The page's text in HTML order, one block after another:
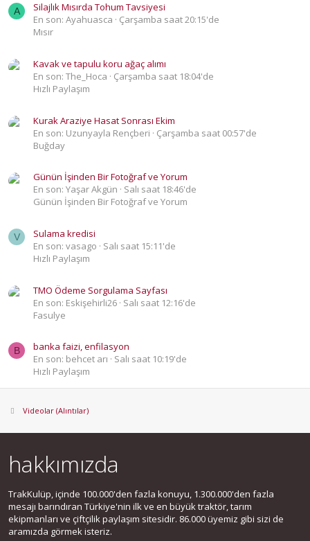
A
Silajlık Mısırda Tohum Tavsiyesi
En son: Ayahuasca
Çarşamba saat 20:15'de
Mısır
Kavak ve tapulu koru ağaç alımı
En son: The_Hoca
Çarşamba saat 18:04'de
Hızlı Paylaşım
Kurak Araziye Hasat Sonrası Ekim
En son: Uzunyayla Rençberi
Çarşamba saat 00:57'de
Buğday
Günün İşinden Bir Fotoğraf ve Yorum
En son: Yaşar Akgün
Salı saat 18:46'de
Günün İşinden Bir Fotoğraf ve Yorum
V
Sulama kredisi
En son: vasago
Salı saat 15:11'de
Hızlı Paylaşım
TMO Ödeme Sorgulama Sayfası
En son: Eskişehirli26 Salı saat 12:16'de
Fasulye
B
banka faizi, enfilasyon
En son: behcet arı
Salı saat 10:19'de
Hızlı Paylaşım
Videolar (Alıntılar)
hakkımızda
TrakKulüp, içinde 100.000'den fazla konuyu, 1.300.000'den fazla
mesajı barındıran Türkiye'nin ilk ve en büyük traktör, tarım
ekipmanları ve çiftçilik paylaşım sitesidir. 86.000 üyemiz gibi sizi de
aramızda görmek isteriz.